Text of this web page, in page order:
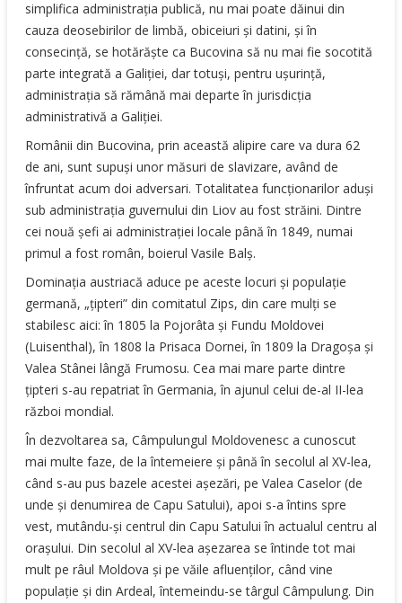
simplifica administraţia publică, nu mai poate dăinui din
cauza deosebirilor de limbă, obiceiuri şi datini, şi în
consecinţă, se hotărăşte ca Bucovina să nu mai fie socotită
parte integrată a Galiţiei, dar totuşi, pentru uşurinţă,
administraţia să rămână mai departe în jurisdicţia
administrativă a Galiţiei.
Românii din Bucovina, prin această alipire care va dura 62
de ani, sunt supuşi unor măsuri de slavizare, având de
înfruntat acum doi adversari. Totalitatea funcţionarilor aduşi
sub administraţia guvernului din Liov au fost străini. Dintre
cei nouă şefi ai administraţiei locale până în 1849, numai
primul a fost român, boierul Vasile Balş.
Dominaţia austriacă aduce pe aceste locuri şi populaţie
germană, „ţipteri” din comitatul Zips, din care mulţi se
stabilesc aici: în 1805 la Pojorâta şi Fundu Moldovei
(Luisenthal), în 1808 la Prisaca Dornei, în 1809 la Dragoşa şi
Valea Stânei lângă Frumosu. Cea mai mare parte dintre
ţipteri s-au repatriat în Germania, în ajunul celui de-al II-lea
război mondial.
În dezvoltarea sa, Câmpulungul Moldovenesc a cunoscut
mai multe faze, de la întemeiere şi până în secolul al XV-lea,
când s-au pus bazele acestei aşezări, pe Valea Caselor (de
unde şi denumirea de Capu Satului), apoi s-a întins spre
vest, mutându-şi centrul din Capu Satului în actualul centru al
oraşului. Din secolul al XV-lea aşezarea se întinde tot mai
mult pe râul Moldova şi pe văile afluenţilor, când vine
populaţie şi din Ardeal, întemeindu-se târgul Câmpulung. Din